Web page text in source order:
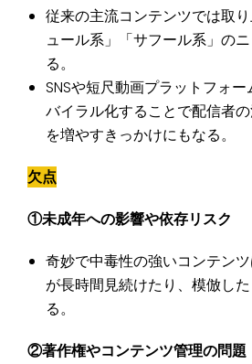
従来の主流コンテンツでは取
ュール系」「サフール系」の
る。
SNSや短尺動画プラットフォー
バイラル化することで配信者
を増やすきっかけにもなる。
欠点
①未成年への影響や依存リスク
奇妙で中毒性の強いコンテン
が長時間見続けたり、模倣し
る。
②著作権やコンテンツ管理の問題